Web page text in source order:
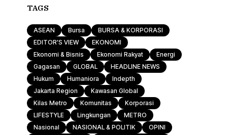
Wisata & Kuliner
Komunitas
Sport & Health
Otomotif & Tekno
Indepth
TAGS
ASEAN Bursa
BURSA & KORPORASI
EDITOR'S VIEW
EKONOMI
Ekonomi & Bisnis
Ekonomi Rakyat
Energi
Gagasan
GLOBAL
HEADLINE NEWS
Hukum
Humaniora
Indepth
Jakarta Region
Kawasan Global
Kilas Metro
Komunitas
Korporasi
LIFESTYLE
Lingkungan
METRO
Nasional
NASIONAL & POLITIK
OPINI